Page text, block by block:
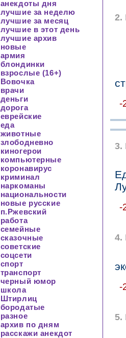
2.
-
3.
-
4.
-
5.
анекдоты дня
лучшие за неделю
лучшие за месяц
лучшие в этот день
лучшие архив
новые
армия
блондинки
взрослые (16+)
Вовочка
врачи
деньги
дорога
еврейские
еда
животные
злободневно
киногерои
компьютерные
коронавирус
криминал
наркоманы
национальности
новые русские
п.Ржевский
работа
семейные
сказочные
советские
соцсети
спорт
транспорт
черный юмор
школа
Штирлиц
бородатые
разное
архив по дням
расскажи анекдот